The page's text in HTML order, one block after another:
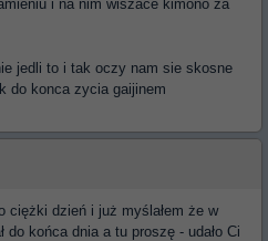
i na nim wiszace kimono za
jedli to i tak oczy nam sie skosne
do konca zycia gaijinem
ciężki dzień i już myślałem że w
do końca dnia a tu proszę - udało Ci